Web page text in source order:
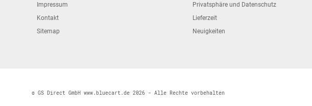
Impressum
Kontakt
Sitemap
Privatsphäre und Datenschutz
Lieferzeit
Neuigkeiten
© GS Direct GmbH www.bluecart.de 2026 - Alle Rechte vorbehalten